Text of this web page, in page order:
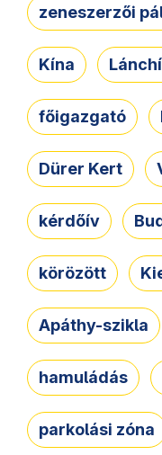
zeneszerzői
Kína
főigazgató
Dürer Kert
kérdőív
körözött
Apáthy-szikla
hamuládás
parkolási zóna